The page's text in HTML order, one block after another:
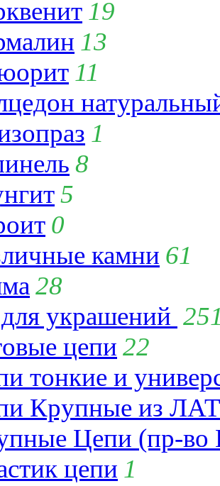
19
13
11
1
8
5
0
камни 61
28
украшений
цепи 22
тонкие и
Крупные из
Цепи (пр-во
цепи 1